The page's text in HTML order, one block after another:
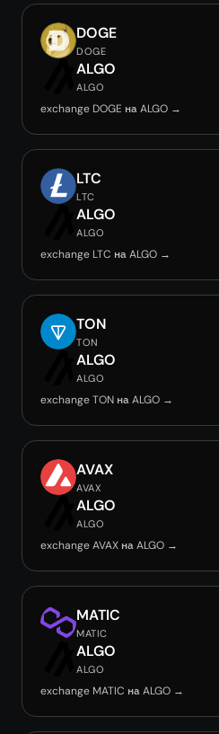
DOGE
DOGE
ALGO
ALGO
exchange DOGE на ALGO →
LTC
LTC
ALGO
ALGO
exchange LTC на ALGO →
TON
TON
ALGO
ALGO
exchange TON на ALGO →
AVAX
AVAX
ALGO
ALGO
exchange AVAX на ALGO →
MATIC
MATIC
ALGO
ALGO
exchange MATIC на ALGO →